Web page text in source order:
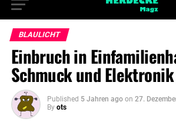
BLAULICHT
Einbruch in
Schmuck und
Published 5 Jahren ago on 27.
By ots